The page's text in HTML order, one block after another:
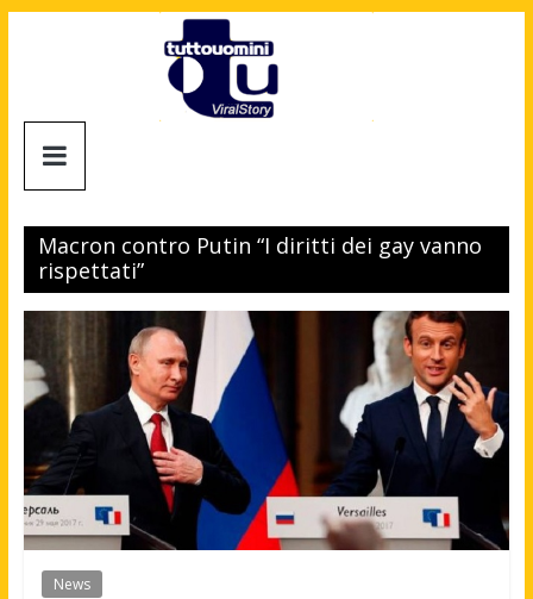
Tuttouomini
Tv,
Cinema,
Motori,
gay
news
e
la
moda
maschile
Macron contro Putin “I diritti dei gay vanno
rispettati”
News